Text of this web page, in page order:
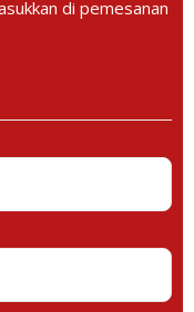
di pemesanan